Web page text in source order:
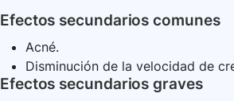
Efectos secundarios comunes
Acné.
Disminución de la velocidad de
Efectos secundarios graves